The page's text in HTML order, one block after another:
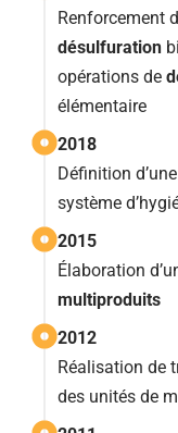
Renforcement
désulfuration
opérations de
élémentaire
2018
Définition d’une
système
2015
Élaboration
multiproduits
2012
Réalisation de
des unités de